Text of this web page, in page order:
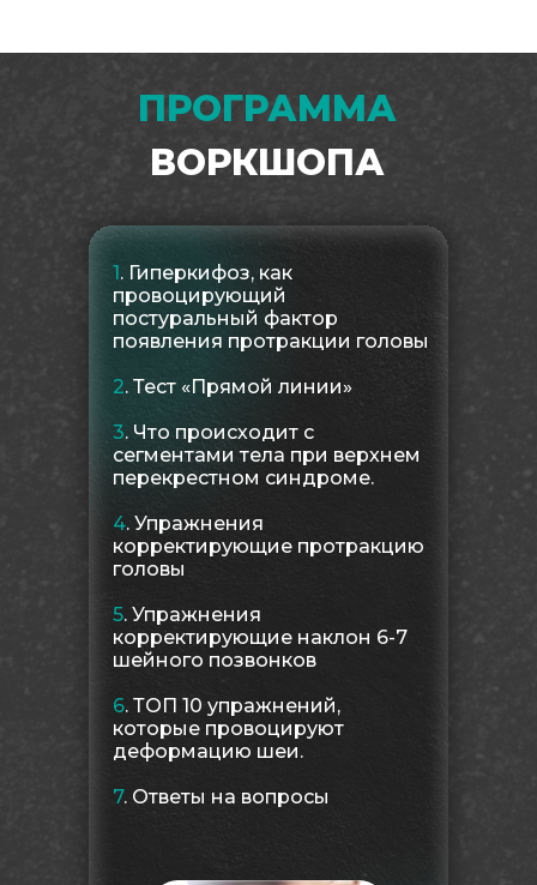
ПРОГРАММА
ВОРКШОПА
1. Гиперкифоз, как
провоцирующий
постуральный фактор
появления протракции головы
2. Тест «Прямой линии»
3. Что происходит с
сегментами тела при верхнем
перекрестном синдроме.
4. Упражнения
корректирующие протракцию
головы
5. Упражнения
корректирующие наклон 6-7
шейного позвонков
6. ТОП 10 упражнений,
которые провоцируют
деформацию шеи.
7. Ответы на вопросы